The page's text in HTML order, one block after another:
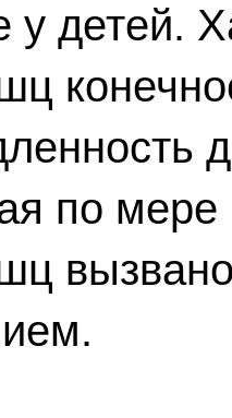
у детей.
по мере